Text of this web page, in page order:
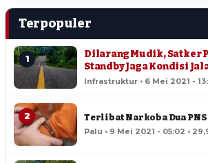
Terpopuler
1
Dilarang Mudik, Satker
Standby Jaga Kondisi
Infrastruktur • 6 Mei 2021 -
2 Terlibat Narkoba Dua
Palu • 9 Mei 2021 - 05:02 •